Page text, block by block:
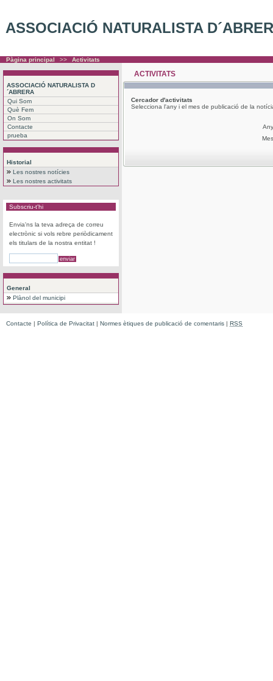
ASSOCIACIÓ NATURALISTA
Pàgina principal >> Activitats
ASSOCIACIÓ NATURALISTA D
´ABRERA
Qui Som
Què Fem
On Som
Contacte
prueba
Historial
Les nostres notícies
Les nostres activitats
Subscriu-t'hi
Envia'ns la teva adreça de correu
electrònic si vols rebre periòdicament
els titulars de la nostra entitat !
General
Plànol del municipi
ACTIVITATS
Cercador d'activitats
Selecciona l'any i el mes de publicació de la
Any
Mes
Contacte | Política de Privacitat | Normes ètiques de publicació de comentaris | RSS